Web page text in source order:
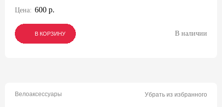
Цена: 600 р.
В КОРЗИНУ
В КОРЗИНУ
В КОРЗИНУ В наличии
Велоаксессуары Убрать из избранного